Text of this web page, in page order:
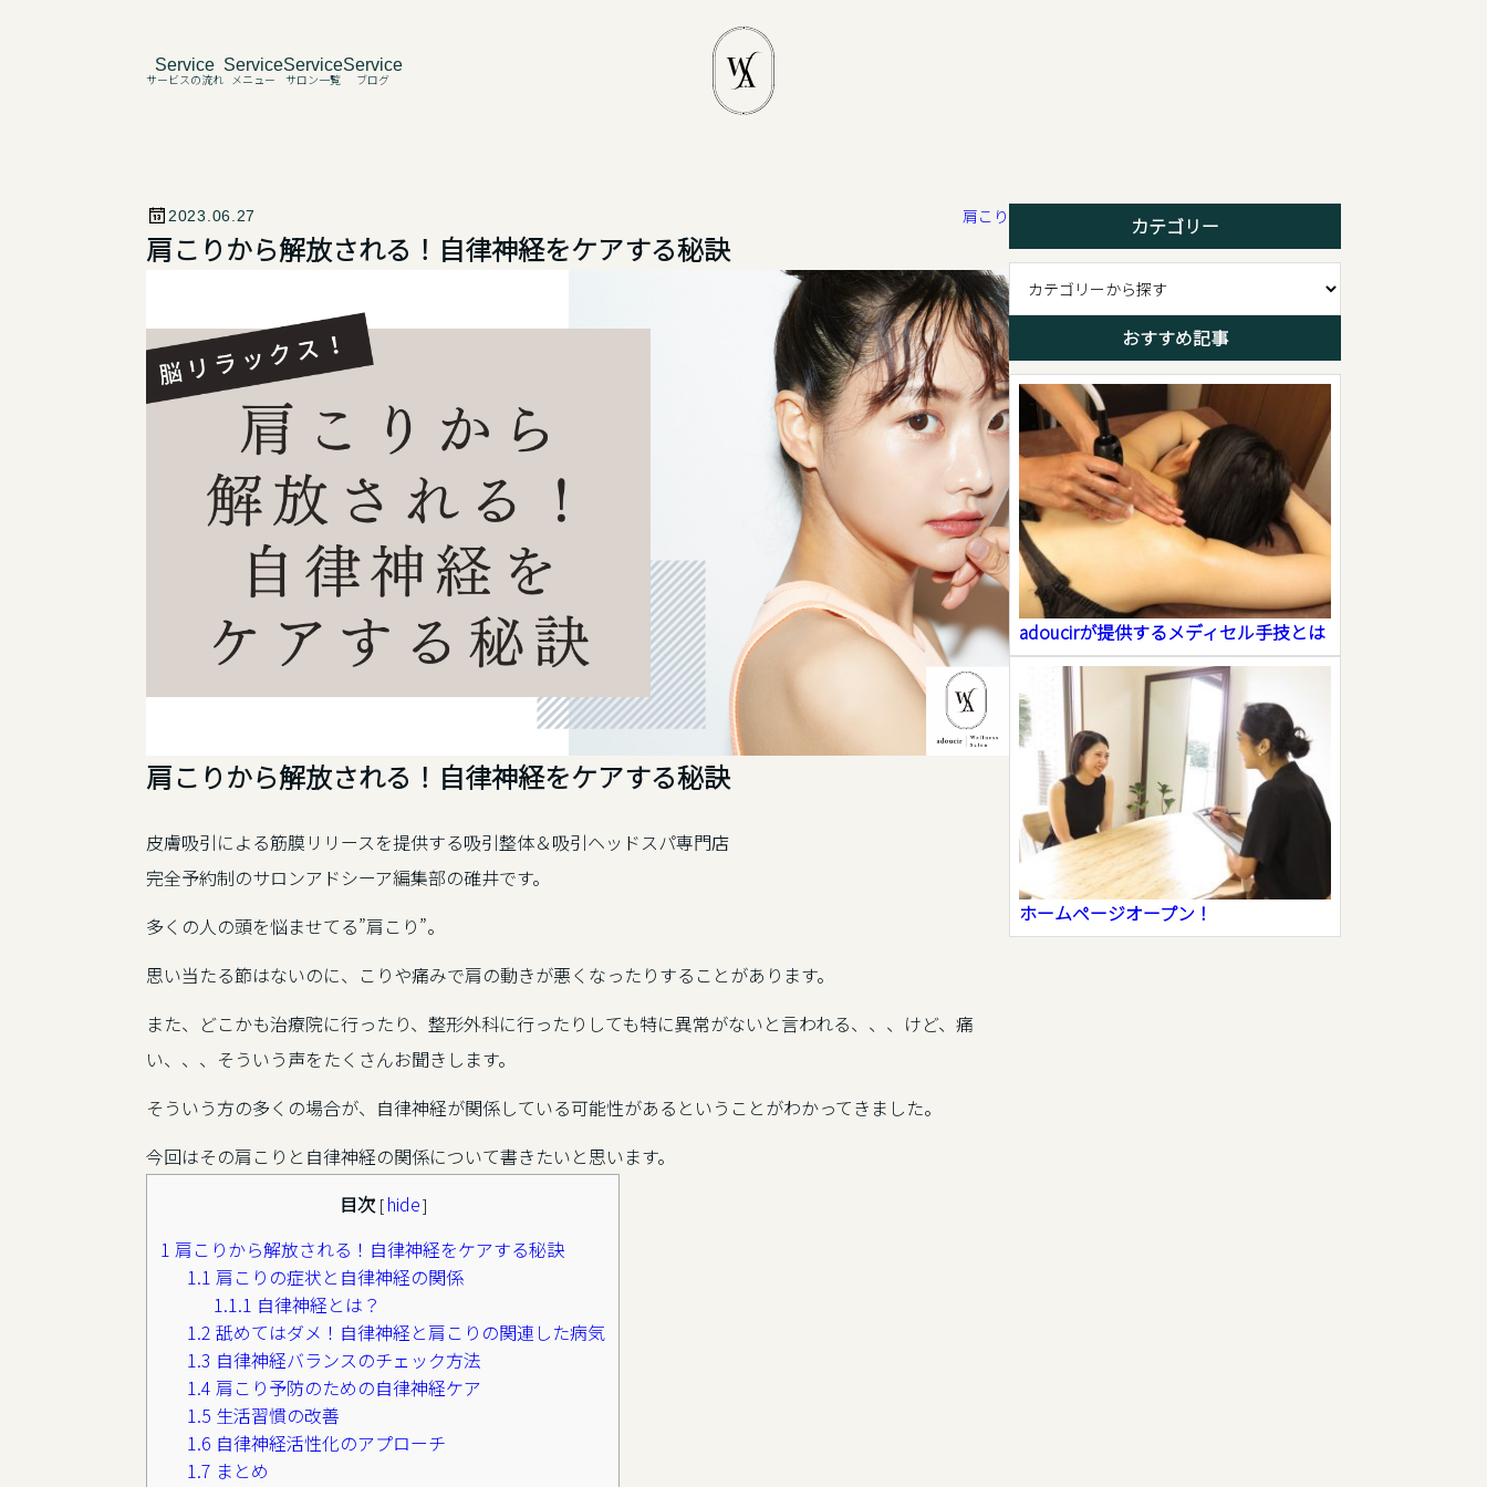
Service ServiceServiceService
カテゴリー
おすすめ記事
adoucirが提供するメディセル手技とは
ホームページオープン！
2023.06.27 肩こり
肩こりから解放される！自律神経をケアする秘訣
肩こりから解放される！自律神経をケアする秘訣
皮膚吸引による筋膜リリースを提供する吸引整体＆吸引ヘッドスパ専門店
完全予約制のサロンアドシーア編集部の碓井です。
多くの人の頭を悩ませてる”肩こり”。
思い当たる節はないのに、こりや痛みで肩の動きが悪くなったりすることがあります。
また、どこかも治療院に行ったり、整形外科に行ったりしても特に異常がないと言われる、、、けど、痛
い、、、そういう声をたくさんお聞きします。
そういう方の多くの場合が、自律神経が関係している可能性があるということがわかってきました。
今回はその肩こりと自律神経の関係について書きたいと思います。
目次 [ hide]
1 肩こりから解放される！自律神経をケアする秘訣
1.1 肩こりの症状と自律神経の関係
1.1.1 自律神経とは？
1.2 舐めてはダメ！自律神経と肩こりの関連した病気
1.3 自律神経バランスのチェック方法
1.4 肩こり予防のための自律神経ケア
1.5 生活習慣の改善
1.6 自律神経活性化のアプローチ
1.7 まとめ